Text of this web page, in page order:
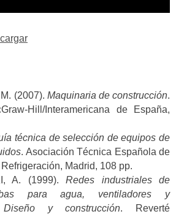
(2007). Maquinaria de construcción.
Hill/Interamericana de España,
técnica de selección de equipos de
. Asociación Técnica Española de
Madrid, 108 pp.
A. (1999).Redes industriales de
para agua, ventiladores y
Diseño y construcción. Reverté